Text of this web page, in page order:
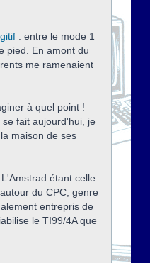
: entre le mode 1
pied. En amont du
me ramenaient
à quel point !
fait aujourd'hui, je
maison de ses
étant celle
du CPC, genre
entrepris de
le TI99/4A que